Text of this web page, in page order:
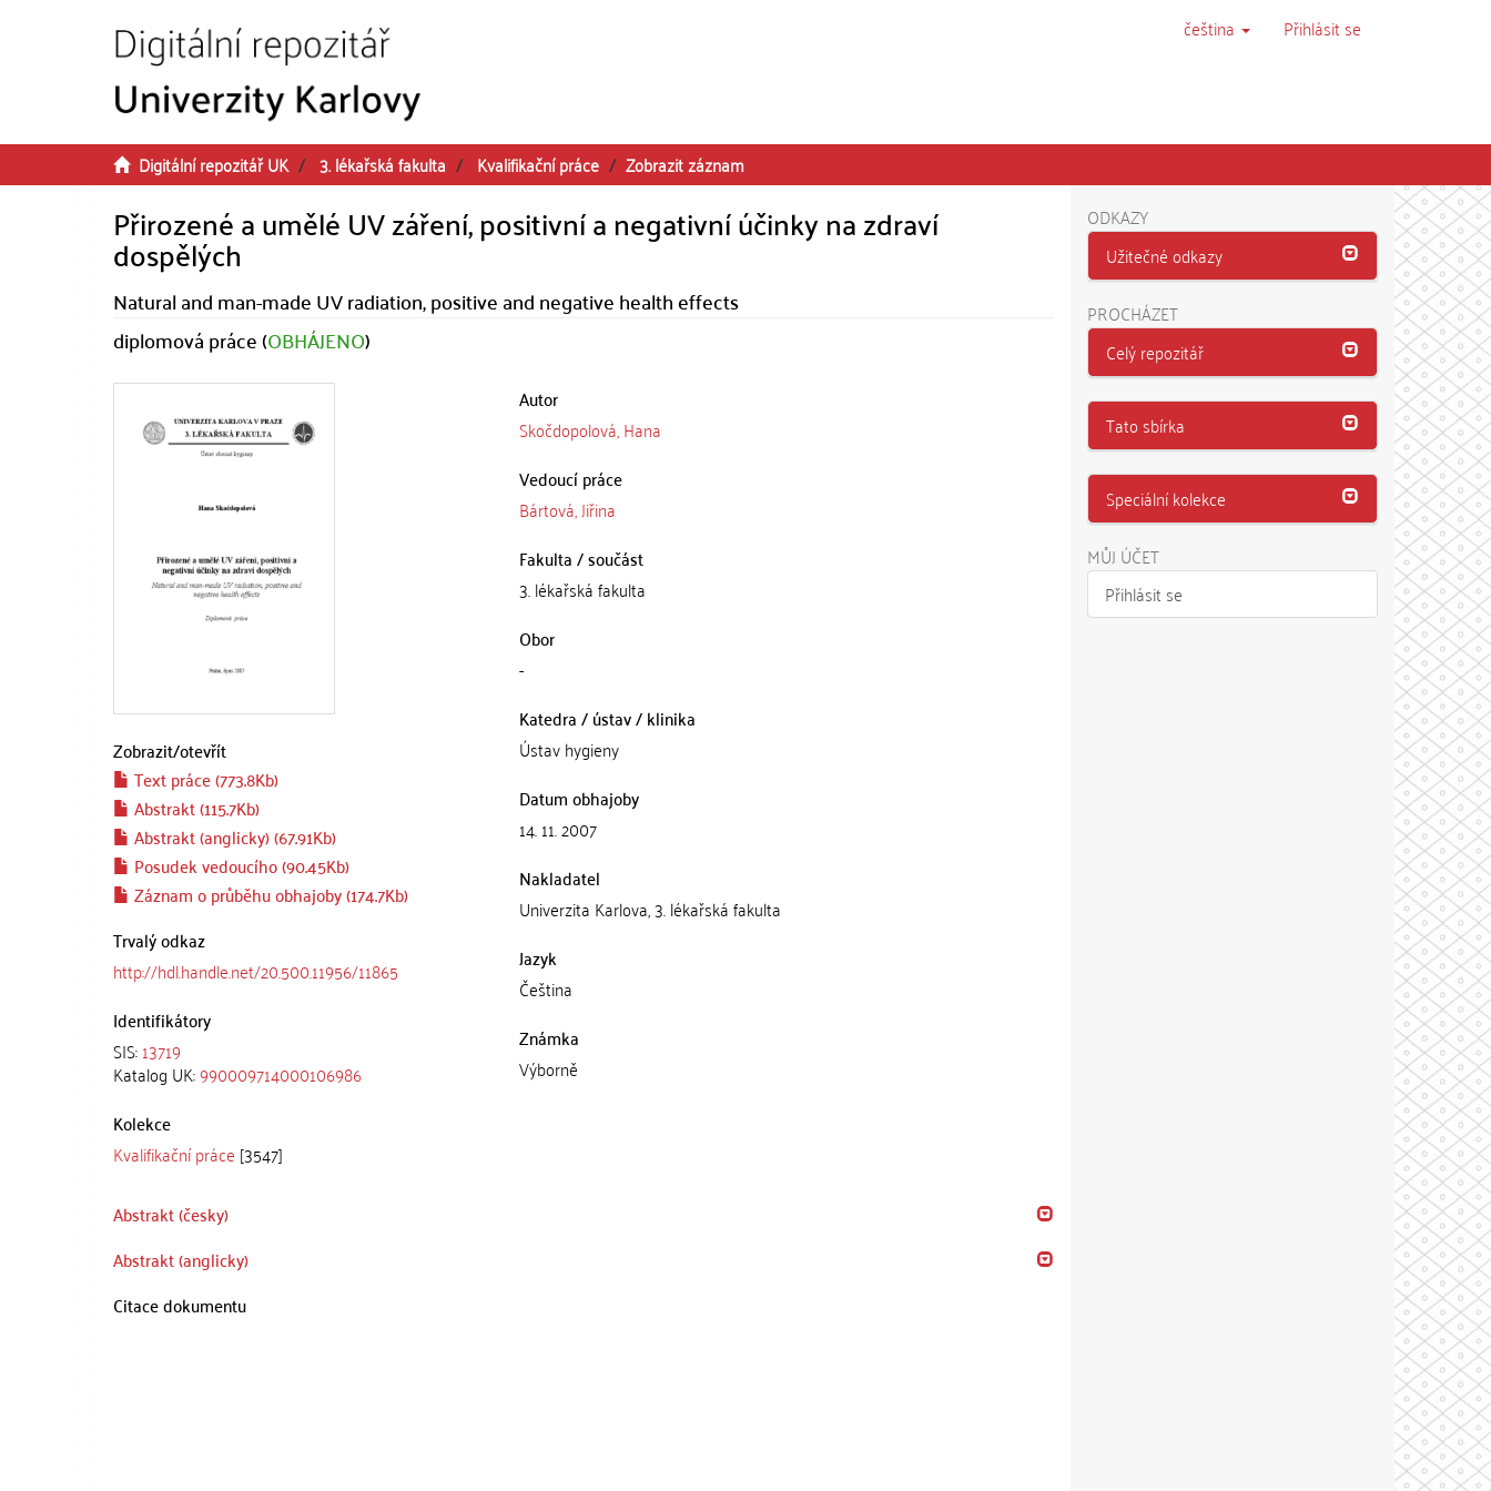
čeština Přihlásit se
Digitální repozitář UK 3. lékařská fakulta Kvalifikační práce Zobrazit záznam
Přirozené a umělé UV záření, positivní a negativní účinky na zdraví
dospělých
Natural and man-made UV radiation, positive and negative health effects
diplomová práce (OBHÁJENO)
Zobrazit/otevřít
Text práce (773.8Kb)
Abstrakt (115.7Kb)
Abstrakt (anglicky) (67.91Kb)
Posudek vedoucího (90.45Kb)
Záznam o průběhu obhajoby (174.7Kb)
Trvalý odkaz
http://hdl.handle.net/20.500.11956/11865
Identifikátory
SIS:13719
Katalog UK:990009714000106986
Kolekce
Kvalifikační práce [3547]
Autor
Skočdopolová, Hana
Vedoucí práce
Bártová, Jiřina
Fakulta / součást
3. lékařská fakulta
Obor
-
Katedra / ústav / klinika
Ústav hygieny
Datum obhajoby
14. 11. 2007
Nakladatel
Univerzita Karlova, 3. lékařská fakulta
Jazyk
Čeština
Známka
Výborně
Abstrakt (česky)
Abstrakt (anglicky)
Citace dokumentu
ODKAZY
Užitečné odkazy
PROCHÁZET
Celý repozitář
Tato sbírka
Speciální kolekce
MŮJ ÚČET
Přihlásit se